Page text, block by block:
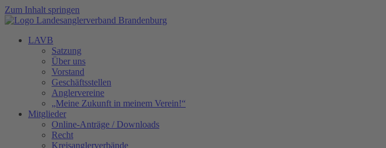
Zum Inhalt springen
LAVB
Satzung
Über uns
Vorstand
Geschäftsstellen
Anglervereine
„Meine Zukunft in meinem Verein!“
Mitglieder
Online-Anträge / Downloads
Recht
Kreisanglerverbände